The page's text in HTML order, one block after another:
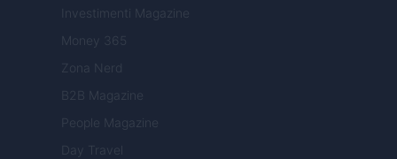
Investimenti Magazine
Money 365
Zona Nerd
B2B Magazine
People Magazine
Day Travel